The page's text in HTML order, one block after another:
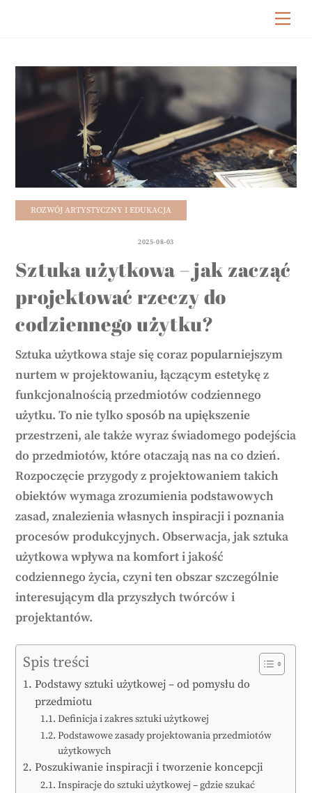
2025-08-03
Sztuka użytkowa – jak zacząć
projektować rzeczy do
codziennego użytku?
ROZWÓJ ARTYSTYCZNY I EDUKACJA
Sztuka użytkowa staje się coraz popularniejszym
nurtem w projektowaniu, łączącym estetykę z
funkcjonalnością przedmiotów codziennego
użytku. To nie tylko sposób na upiększenie
przestrzeni, ale także wyraz świadomego podejścia
do przedmiotów, które otaczają nas na co dzień.
Rozpoczęcie przygody z projektowaniem takich
obiektów wymaga zrozumienia podstawowych
zasad, znalezienia własnych inspiracji i poznania
procesów produkcyjnych. Obserwacja, jak sztuka
użytkowa wpływa na komfort i jakość
codziennego życia, czyni ten obszar szczególnie
interesującym dla przyszłych twórców i
projektantów.
Spis treści
Podstawy sztuki użytkowej – od pomysłu do
przedmiotu
Definicja i zakres sztuki użytkowej
Podstawowe zasady projektowania przedmiotów
użytkowych
Poszukiwanie inspiracji i tworzenie koncepcji
Inspiracje do sztuki użytkowej – gdzie szukać